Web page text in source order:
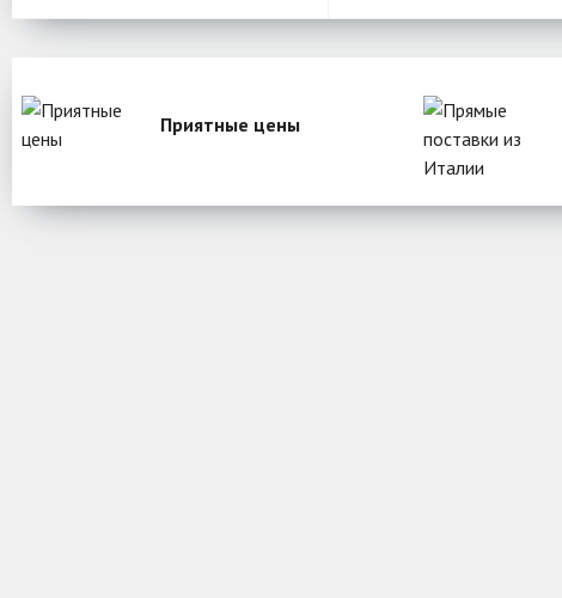
Приятные цены